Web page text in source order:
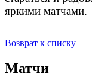
яркими матчами.
Возврат к списку
Матчи